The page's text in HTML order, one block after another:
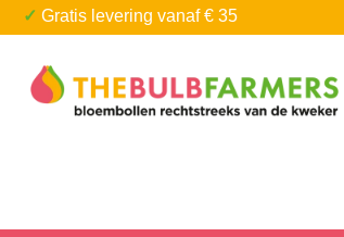
naar de hoofdinhoud
Ga naar de zoekopdracht
✓ Gratis levering vanaf € 35